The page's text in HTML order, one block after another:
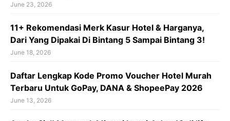
June 23, 2026
11+ Rekomendasi Merk Kasur Hotel & Harganya,
Dari Yang Dipakai Di Bintang 5 Sampai Bintang 3!
June 18, 2026
Daftar Lengkap Kode Promo Voucher Hotel Murah
Terbaru Untuk GoPay, DANA & ShopeePay 2026
June 13, 2026